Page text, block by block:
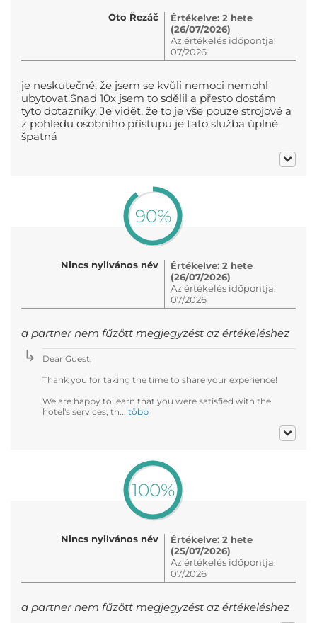
Oto Řezáč
Értékelve: 2 hete
(26/07/2026)
Az értékelés időpontja:
07/2026
je neskutečné, že jsem se kvůli nemoci nemohl
ubytovat.Snad 10x jsem to sdělil a přesto dostám
tyto dotazníky. Je vidět, že to je vše pouze strojové a
z pohledu osobního přístupu je tato služba úplně
špatná
90%
Nincs nyilvános név
Értékelve: 2 hete
(26/07/2026)
Az értékelés időpontja:
07/2026
a partner nem fűzött megjegyzést az értékeléshez
Dear Guest,
Thank you for taking the time to share your experience!
We are happy to learn that you were satisfied with the
hotel's services, th... több
100%
Nincs nyilvános név
Értékelve: 2 hete
(25/07/2026)
Az értékelés időpontja:
07/2026
a partner nem fűzött megjegyzést az értékeléshez